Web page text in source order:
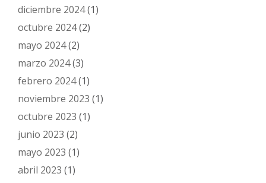
diciembre 2024(1)
octubre 2024(2)
mayo 2024(2)
marzo 2024(3)
febrero 2024(1)
noviembre 2023 (1)
octubre 2023 (1)
junio 2023 (2)
mayo 2023 (1)
abril 2023 (1)